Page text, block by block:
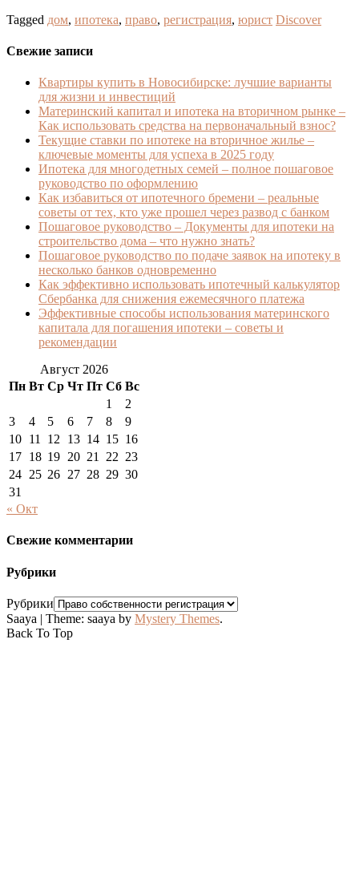
Tagged дом, ипотека, право, регистрация, юрист Discover
Свежие записи
Квартиры купить в Новосибирске: лучшие варианты
для жизни и инвестиций
Материнский капитал и ипотека на вторичном рынке –
Как использовать средства на первоначальный взнос?
Текущие ставки по ипотеке на вторичное жилье –
ключевые моменты для успеха в 2025 году
Ипотека для многодетных семей – полное пошаговое
руководство по оформлению
Как избавиться от ипотечного бремени – реальные
советы от тех, кто уже прошел через развод с банком
Пошаговое руководство – Документы для ипотеки на
строительство дома – что нужно знать?
Пошаговое руководство по подаче заявок на ипотеку в
несколько банков одновременно
Как эффективно использовать ипотечный калькулятор
Сбербанка для снижения ежемесячного платежа
Эффективные способы использования материнского
капитала для погашения ипотеки – советы и
рекомендации
Август 2026
Пн Вт Ср Чт Пт Сб Вс
1
2
3
4 5 6 7 8
9
10 11 12 13 14 15 16
17 18 19 20 21 22 23
24 25 26 27 28 29 30
31
« Окт
Свежие комментарии
Рубрики
Рубрики
Saaya | Theme: saaya by Mystery Themes.
Back To Top